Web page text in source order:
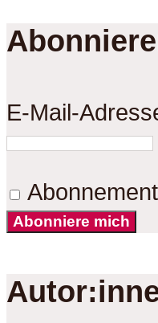
E-Mail-
Abonniere mich